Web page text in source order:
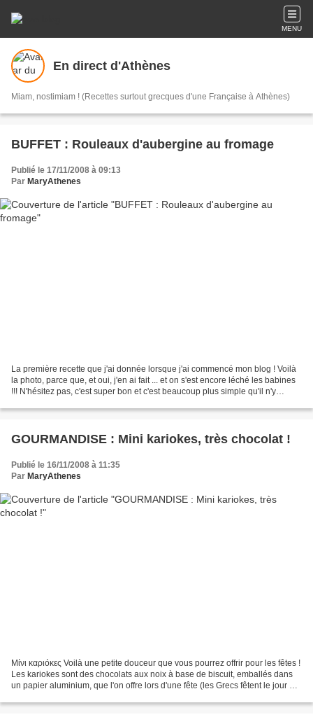
MENU
En direct d'Athènes
Miam, nostimiam ! (Recettes surtout grecques d'une Française à Athènes)
BUFFET : Rouleaux d'aubergine au fromage
Publié le 17/11/2008 à 09:13
Par MaryAthenes
La première recette que j'ai donnée lorsque j'ai commencé mon blog ! Voilà
la photo, parce que, et oui, j'en ai fait ... et on s'est encore léché les babines
!!! N'hésitez pas, c'est super bon et c'est beaucoup plus simple qu'il n'y
GOURMANDISE : Mini kariokes, très chocolat !
Publié le 16/11/2008 à 11:35
Par MaryAthenes
Μίνι καριόκες Voilà une petite douceur que vous pourrez offrir pour les fêtes !
Les kariokes sont des chocolats aux noix à base de biscuit, emballés dans
un papier aluminium, que l'on offre lors d'une fête (les Grecs fêtent le jour de